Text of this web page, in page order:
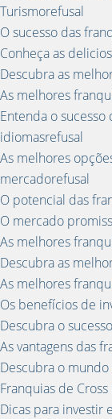
Turismorefusal
O sucesso das
Conheça as
Descubra as
As melhores
Entenda o
idiomasrefusal
As melhores
mercadorefusal
O potencial das
O mercado
As melhores
Descubra as
As melhores
Os benefícios de
Descubra o
As vantagens das
Descubra o
Franquias de
Dicas para investir